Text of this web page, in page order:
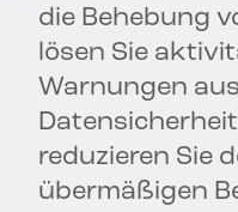
die Behebung
lösen Sie
Warnungen
reduzieren Sie
übermäßigen